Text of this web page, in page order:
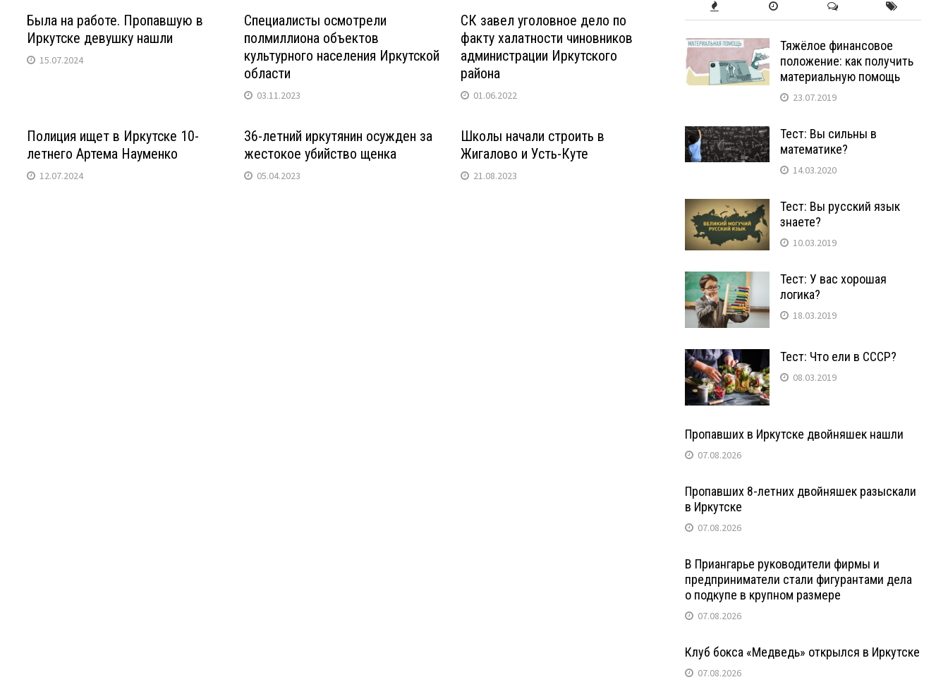
Была на работе. Пропавшую в
Иркутске девушку нашли
15.07.2024
Специалисты осмотрели
полмиллиона объектов
культурного населения Иркутской
области
03.11.2023
СК завел уголовное дело по
факту халатности чиновников
администрации Иркутского
района
01.06.2022
Полиция ищет в Иркутске 10-
летнего Артема Науменко
12.07.2024
36-летний иркутянин осужден за
жестокое убийство щенка
05.04.2023
Школы начали строить в
Жигалово и Усть-Куте
21.08.2023
Тяжёлое финансовое
положение: как получить
материальную помощь
23.07.2019
Тест: Вы сильны в
математике?
14.03.2020
Тест: Вы русский язык
знаете?
10.03.2019
Тест: У вас хорошая
логика?
18.03.2019
Тест: Что ели в СССР?
08.03.2019
Пропавших в Иркутске двойняшек нашли
07.08.2026
Пропавших 8-летних двойняшек разыскали
в Иркутске
07.08.2026
В Приангарье руководители фирмы и
предприниматели стали фигурантами дела
о подкупе в крупном размере
07.08.2026
Клуб бокса «Медведь» открылся в Иркутске
07.08.2026